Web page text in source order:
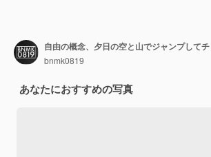
bnmk0819
あなたにおすすめの写真